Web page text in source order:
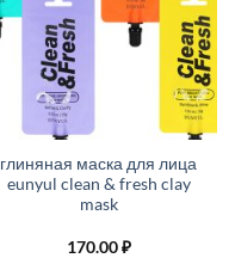
глиняная маска для лица
eunyul clean & fresh clay
mask
170.00₽